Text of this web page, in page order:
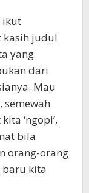
ikut
kasih judul
yang
dari
Mau
‘ngopi’,
bila
orang-orang
baru kita